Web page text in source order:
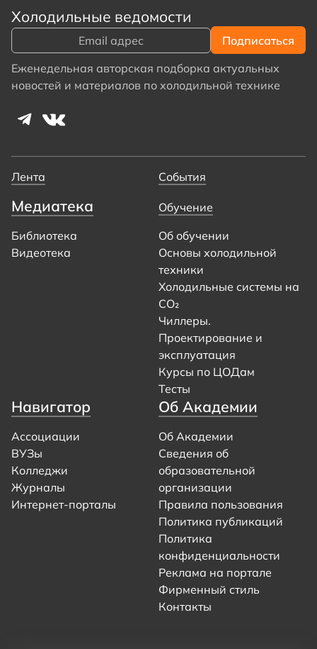
Холодильные ведомости
Еженедельная авторская подборка актуальных
новостей и материалов по холодильной технике
Лента События
Медиатека
Библиотека
Видеотека
Обучение
Об обучении
Основы холодильной
техники
Холодильные системы на
CO₂
Чиллеры.
Проектирование и
эксплуатация
Курсы по ЦОДам
Тесты
Навигатор
Ассоциации
ВУЗы
Колледжи
Журналы
Интернет-порталы
Об Академии
Об Академии
Сведения об
образовательной
организации
Правила пользования
Политика публикаций
Политика
конфиденциальности
Реклама на портале
Фирменный стиль
Контакты